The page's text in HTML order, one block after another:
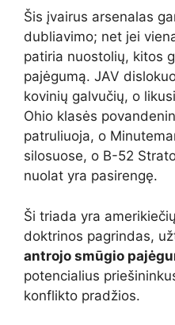
Šis įvairus arsenalas
dubliavimo; net jei
patiria nuostolių, kitos
pajėgumą. JAV
kovinių galvučių, o
Ohio klasės
patruliuoja, o
silosuose, o B-52
nuolat yra pasirengę.
Ši triada yra
doktrinos pagrindas,
antrojo smūgio
potencialius
konflikto pradžios.